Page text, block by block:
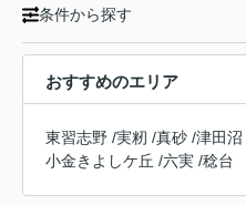
条件から探す
おすすめのエリア
東習志野 /実籾 /真砂 /津田沼
小金きよしケ丘 /六実 /稔台